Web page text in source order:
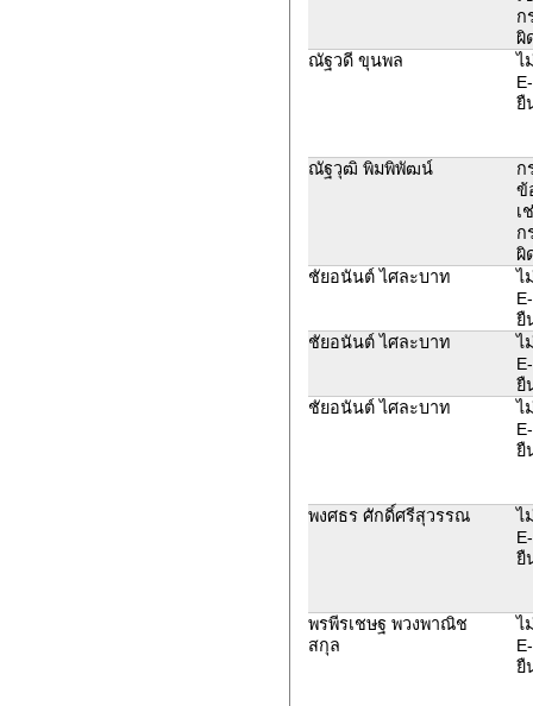
ก
ผิ
ณัฐวดี ขุนพล
ไ
ยื
ณัฐวุฒิ พิมพิพัฒน์
ก
ข้
เ
ก
ผิ
ชัยอนันต์​ ไศละบาท
ไ
ยื
ชัยอนันต์​ ไศละบาท
ไ
ยื
ชัยอนันต์​ ไศละบาท
ไ
ยื
พงศธร ศักดิ์ศรีสุวรรณ
ไ
ยื
พรพีรเชษฐ พวงพาณิช
สกุล
ไ
ยื